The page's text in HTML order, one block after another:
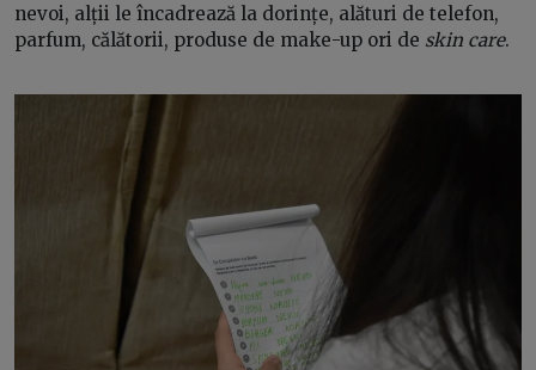
nevoi, alții le încadrează la dorințe, alături de telefon,
parfum, călătorii, produse de make-up ori de skin care.